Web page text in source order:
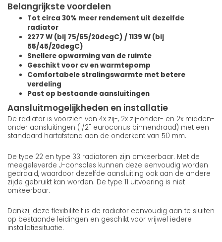
Belangrijkste voordelen
Tot circa 30% meer rendement uit dezelfde
radiator
2277 W (bij 75/65/20degC) / 1139 W (bij
55/45/20degC)
Snellere opwarming van de ruimte
Geschikt voor cv en warmtepomp
Comfortabele stralingswarmte met betere
verdeling
Past op bestaande aansluitingen
Aansluitmogelijkheden en installatie
De radiator is voorzien van 4x zij-, 2x zij-onder- en 2x midden-
onder aansluitingen (1/2" euroconus binnendraad) met een
standaard hartafstand aan de onderkant van 50 mm.
De type 22 en type 33 radiatoren zijn omkeerbaar. Met de
meegeleverde J-consoles kunnen deze eenvoudig worden
gedraaid, waardoor dezelfde aansluiting ook aan de andere
zijde gebruikt kan worden. De type 11 uitvoering is niet
omkeerbaar.
Dankzij deze flexibiliteit is de radiator eenvoudig aan te sluiten
op bestaande leidingen en geschikt voor vrijwel iedere
installatiesituatie.